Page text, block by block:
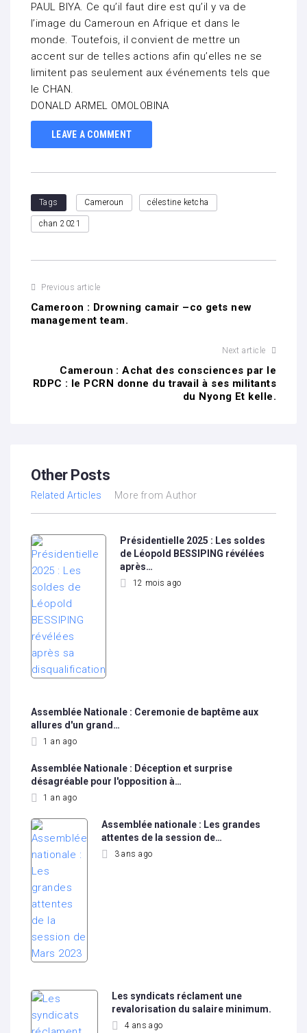
PAUL BIYA. Ce qu’il faut dire est qu’il y va de
l’image du Cameroun en Afrique et dans le
monde. Toutefois, il convient de mettre un
accent sur de telles actions afin qu’elles ne se
limitent pas seulement aux événements tels que
le CHAN.
DONALD ARMEL OMOLOBINA
LEAVE A COMMENT
Tags Cameroun célestine ketcha
chan 2021
Previous article
Cameroon : Drowning camair –co gets new
management team.
Next article
Cameroun : Achat des consciences par le
RDPC : le PCRN donne du travail à ses militants
du Nyong Et kelle.
Other Posts
Related Articles More from Author
Présidentielle 2025 : Les soldes
de Léopold BESSIPING révélées
après…
12 mois ago
Assemblée Nationale : Ceremonie de baptême aux
allures d'un grand…
1 an ago
Assemblée Nationale : Déception et surprise
désagréable pour l'opposition à…
1 an ago
Assemblée nationale : Les grandes
attentes de la session de…
3 ans ago
Les syndicats réclament une
revalorisation du salaire minimum.
4 ans ago